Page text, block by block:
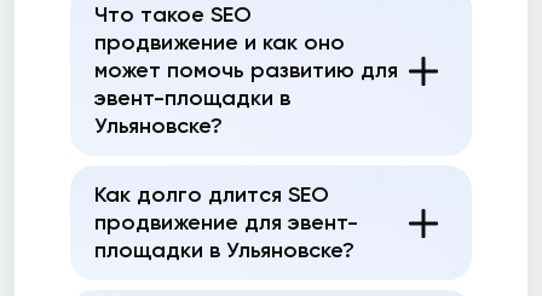
Что такое SEO
продвижение и как оно
может помочь развитию для
эвент-площадки в
Ульяновске?
Как долго длится SEO
продвижение для эвент-
площадки в Ульяновске?